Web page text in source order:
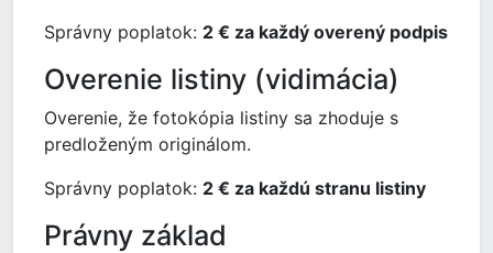
Správny poplatok: 2 € za každý overený podpis
Overenie listiny (vidimácia)
Overenie, že fotokópia listiny sa zhoduje s
predloženým originálom.
Správny poplatok: 2 € za každú stranu listiny
Právny základ